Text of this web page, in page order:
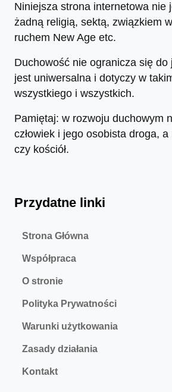
Niniejsza strona internetowa nie
żadną religią, sektą, związkiem
ruchem New Age etc.
Duchowość nie ogranicza się do
jest uniwersalna i dotyczy w
wszystkiego i wszystkich.
Pamiętaj: w rozwoju duchowym
człowiek i jego osobista droga,
czy kościół.
Przydatne linki
Strona Główna
Współpraca
O stronie
Polityka Prywatności
Warunki użytkowania
Zasady działania
Kontakt